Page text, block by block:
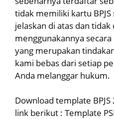
tidak memiliki kartu
jelaskan di atas dan
menggunakannya
yang merupakan
kami bebas dari setiap
Anda melanggar hukum.
Download template
link berikut : Template